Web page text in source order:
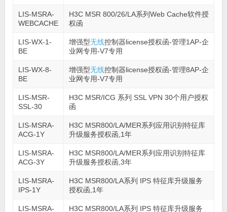
LIS-MSRA-
WEBCACHE
H3C MSR 800/26/LA系列Web Cache软件授
权函
LIS-WX-1-
BE
增强型无线控制器license授权函-管理1AP-企
业网专用-V7专用
LIS-WX-8-
BE
增强型无线控制器license授权函-管理8AP-企
业网专用-V7专用
LIS-MSR-
SSL-30
H3C MSR/ICG 系列 SSL VPN 30个用户授权
函
LIS-MSRA-
ACG-1Y
H3C MSR800/LA/MER系列应用识别特征库
升级服务授权函,1年
LIS-MSRA-
ACG-3Y
H3C MSR800/LA/MER系列应用识别特征库
升级服务授权函,3年
LIS-MSRA-
IPS-1Y
H3C MSR800/LA系列 IPS 特征库升级服务
授权函,1年
LIS-MSRA- H3C MSR800/LA系列 IPS 特征库升级服务